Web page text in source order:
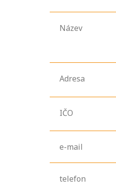
Název
Adresa
IČO
e-mail
telefon